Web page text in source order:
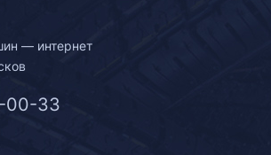
— интернет
00-33